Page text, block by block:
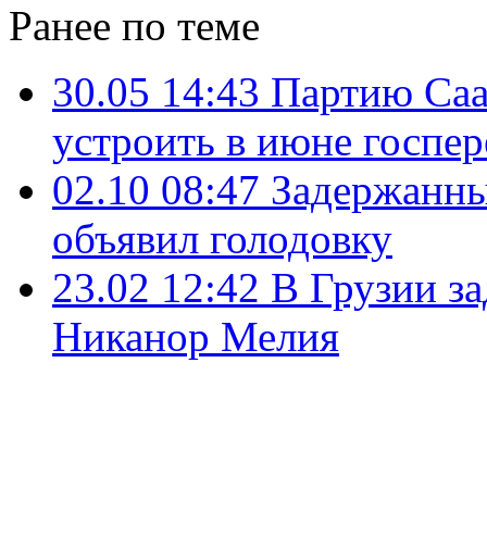
Ранее по теме
30.05 14:43 Партию
устроить в июне
02.10 08:47
объявил голодовку
23.02 12:42 В Грузии
Никанор Мелия